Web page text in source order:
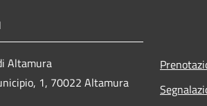
Altamura
1, 70022 Altamura